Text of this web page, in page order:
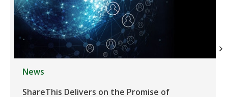
News
ShareThis Delivers on the Promise of